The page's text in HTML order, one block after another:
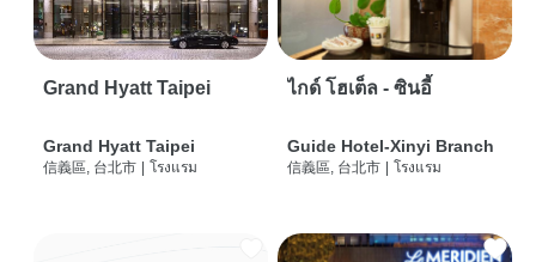
Grand Hyatt Taipei
Grand Hyatt Taipei
信義區, 台北市 โรงแรม
ไกด์ โฮเต็ล - ซินอี้
Guide Hotel-Xinyi Branch
信義區, 台北市 โรงแรม